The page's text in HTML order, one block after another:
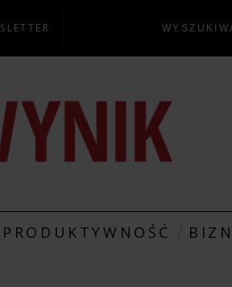
PRODUKTYWNOŚĆ